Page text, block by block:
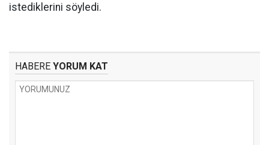
istediklerini söyledi.
HABERE YORUM KAT